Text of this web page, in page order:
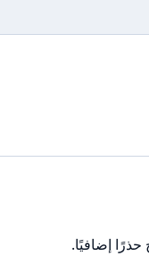
إضافيًا.